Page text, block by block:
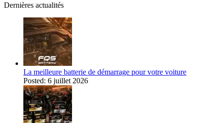
Dernières actualités
La meilleure batterie de démarrage pour votre voiture
Posted: 6 juillet 2026